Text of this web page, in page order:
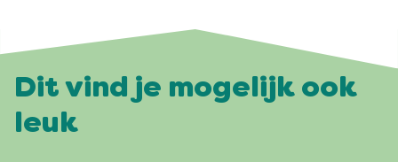
Dit vind je mogelijk ook
leuk